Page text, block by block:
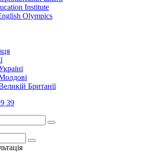
Institute
Olympics
Британії
39